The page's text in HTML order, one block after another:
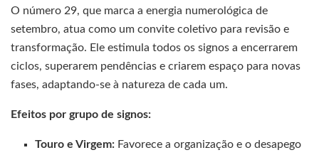
O número 29, que marca a energia numerológica de
setembro, atua como um convite coletivo para revisão e
transformação. Ele estimula todos os signos a encerrarem
ciclos, superarem pendências e criarem espaço para novas
fases, adaptando-se à natureza de cada um.
Efeitos por grupo de signos:
Touro e Virgem: Favorece a organização e o desapego